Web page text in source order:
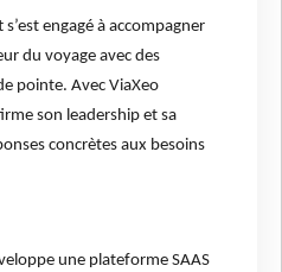
engagé à accompagner
du voyage avec des
pointe. Avec ViaXeo
son leadership et sa
concrètes aux besoins
une plateforme SAAS